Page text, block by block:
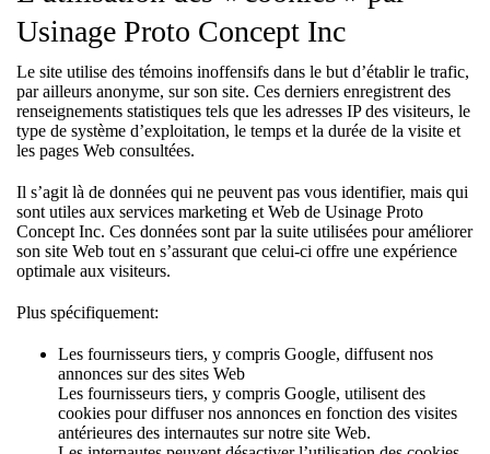
Usinage Proto Concept Inc
Le site utilise des témoins inoffensifs dans le but d’établir le trafic,
par ailleurs anonyme, sur son site. Ces derniers enregistrent des
renseignements statistiques tels que les adresses IP des visiteurs, le
type de système d’exploitation, le temps et la durée de la visite et
les pages Web consultées.
Il s’agit là de données qui ne peuvent pas vous identifier, mais qui
sont utiles aux services marketing et Web de Usinage Proto
Concept Inc. Ces données sont par la suite utilisées pour améliorer
son site Web tout en s’assurant que celui-ci offre une expérience
optimale aux visiteurs.
Plus spécifiquement:
Les fournisseurs tiers, y compris Google, diffusent nos
annonces sur des sites Web
Les fournisseurs tiers, y compris Google, utilisent des
cookies pour diffuser nos annonces en fonction des visites
antérieures des internautes sur notre site Web.